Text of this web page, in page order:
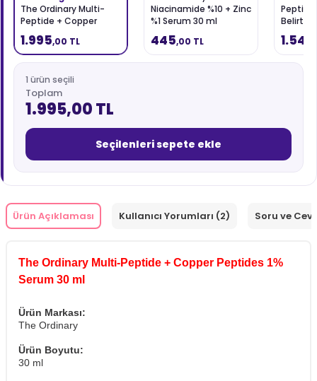
The Ordinary Multi-
Peptide + Copper
Peptides 1% Serum 30
ml
1.995,00 TL
Niacinamide %10 + Zinc
%1 Serum 30 ml
445,00 TL
Peptide
Çevresi
1.545
1 ürün seçili
Toplam
1.995,00 TL
Seçilenleri sepete ekle
Ürün Açıklaması Kullanıcı Yorumları (2) Soru ve
The Ordinary Multi-Peptide + Copper Peptides 1%
Serum 30 ml
Ürün Markası:
The Ordinary
Ürün Boyutu:
30 ml